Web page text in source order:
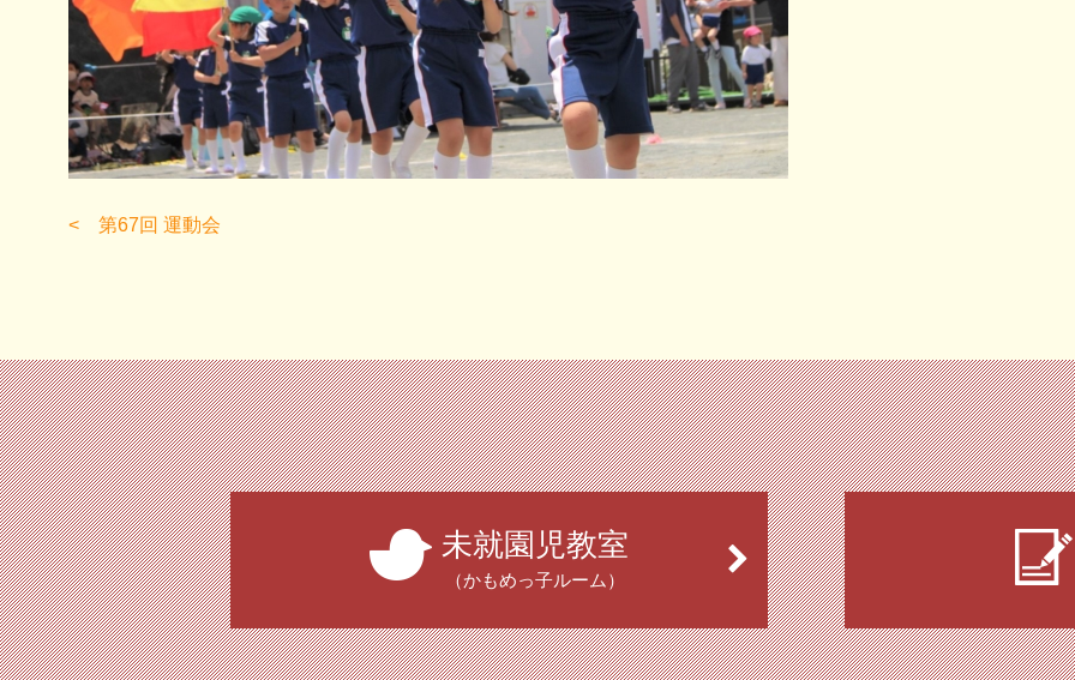
第67回 運動会
未就園児教室
（かもめっ子ルーム）